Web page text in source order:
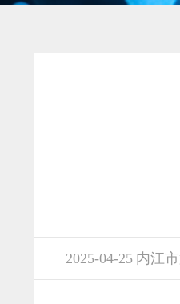
2025-04-25 内江